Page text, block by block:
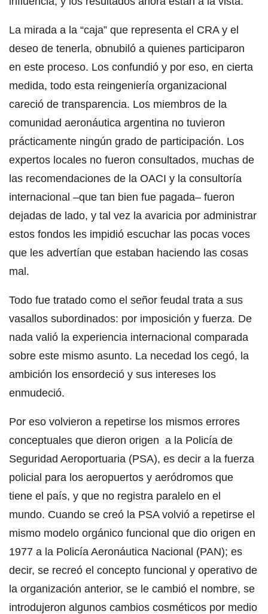
La mirada a la “caja” que representa el CRA y el
deseo de tenerla, obnubiló a quienes participaron
en este proceso. Los confundió y por eso, en cierta
medida, todo esta reingeniería organizacional
careció de transparencia. Los miembros de la
comunidad aeronáutica argentina no tuvieron
prácticamente ningún grado de participación. Los
expertos locales no fueron consultados, muchas de
las recomendaciones de la OACI y la consultoría
internacional –que tan bien fue pagada– fueron
dejadas de lado, y tal vez la avaricia por administrar
estos fondos les impidió escuchar las pocas voces
que les advertían que estaban haciendo las cosas
mal.
Todo fue tratado como el señor feudal trata a sus
vasallos subordinados: por imposición y fuerza. De
nada valió la experiencia internacional comparada
sobre este mismo asunto. La necedad los cegó, la
ambición los ensordeció y sus intereses los
enmudeció.
Por eso volvieron a repetirse los mismos errores
conceptuales que dieron origen a la Policía de
Seguridad Aeroportuaria (PSA), es decir a la fuerza
policial para los aeropuertos y aeródromos que
tiene el país, y que no registra paralelo en el
mundo. Cuando se creó la PSA volvió a repetirse el
mismo modelo orgánico funcional que dio origen en
1977 a la Policía Aeronáutica Nacional (PAN); es
decir, se recreó el concepto funcional y operativo de
la organización anterior, se le cambió el nombre, se
introdujeron algunos cambios cosméticos por medio